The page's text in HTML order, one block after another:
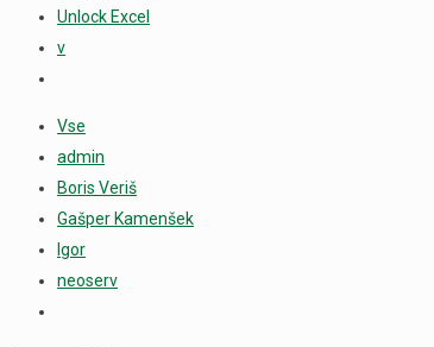
Unlock Excel
v
Vse
admin
Boris Veriš
Gašper Kamenšek
Igor
neoserv